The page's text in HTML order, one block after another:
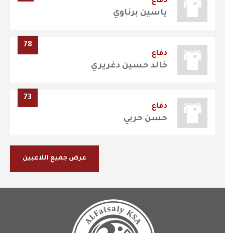
ياسين برناوي
78
دفاع
خالد حسين دغريري
73
دفاع
حسن حربي
عرض جميع اللاعبين